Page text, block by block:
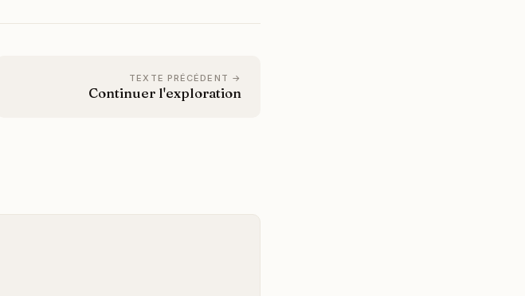
TEXTE PRÉCÉDENT →
Continuer l'exploration